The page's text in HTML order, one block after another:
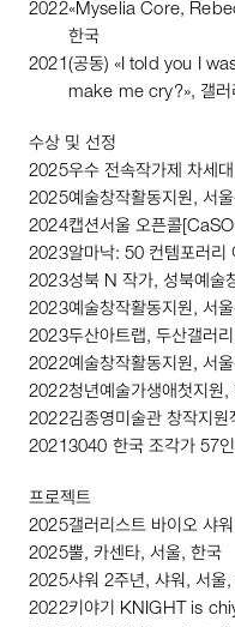
2022«Myselia Core,
한국
2021(공동) «I told you I
make me cry?», 갤러
수상 및 선정
2025우수 전속작가제 차세
2025예술창작활동지원, 서
2024캡션서울 오픈콜[
2023알마낙: 50 컨템포러리
2023성북 N 작가, 성북예술
2023예술창작활동지원, 서
2023두산아트랩, 두산갤러
2022예술창작활동지원, 서
2022청년예술가생애첫지원
2022김종영미술관 창작지
20213040 한국 조각가 57
프로젝트
2025갤러리스트 바이오 샤
2025뿔, 카센타, 서울, 한국
2025샤워 2주년, 샤워, 서울,
2022키야기 KNIGHT is